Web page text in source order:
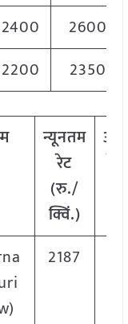
2400
2600
2200 2350
न्यूनतम
रेट
(रु./
क्विं.)
2187